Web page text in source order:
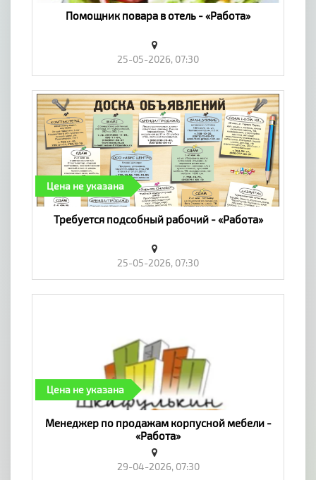
Помощник повара в отель - «Работа»
25-05-2026, 07:30
Цена не указана
Требуется подсобный рабочий - «Работа»
25-05-2026, 07:30
Цена не указана
Менеджер по продажам корпусной мебели -
«Работа»
29-04-2026, 07:30